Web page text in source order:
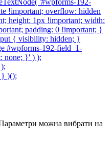
!important; overflow: hidden
height: 1px !important; width:
padding: 0 !important; }
{ visibility: hidden; }
#wpforms-192-field_1-
none; }' ) );
} )();
можна вибрати на